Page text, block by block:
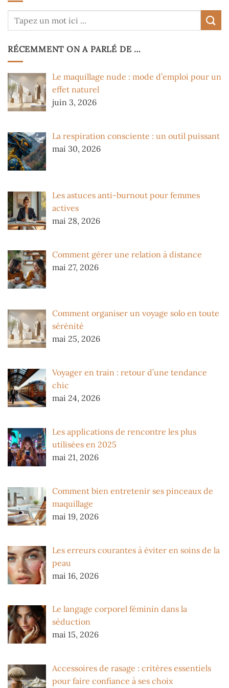
RÉCEMMENT ON A PARLÉ DE …
Le maquillage nude : mode d’emploi pour un
effet naturel
juin 3, 2026
La respiration consciente : un outil puissant
mai 30, 2026
Les astuces anti-burnout pour femmes
actives
mai 28, 2026
Comment gérer une relation à distance
mai 27, 2026
Comment organiser un voyage solo en toute
sérénité
mai 25, 2026
Voyager en train : retour d’une tendance
chic
mai 24, 2026
Les applications de rencontre les plus
utilisées en 2025
mai 21, 2026
Comment bien entretenir ses pinceaux de
maquillage
mai 19, 2026
Les erreurs courantes à éviter en soins de la
peau
mai 16, 2026
Le langage corporel féminin dans la
séduction
mai 15, 2026
Accessoires de rasage : critères essentiels
pour faire confiance à ses choix